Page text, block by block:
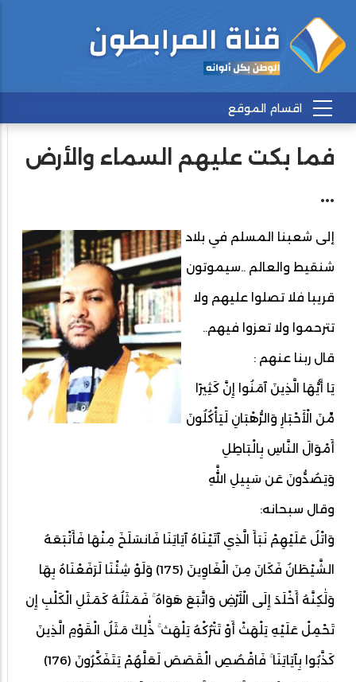
فما بكت عليهم السماء والأرض
...
إلى شعبنا المسلم في بلاد
شنقيط والعالم ..سيموتون
قريبا فلا تصلوا عليهم ولا
تترحموا ولا تعزوا فيهم..
قال ربنا عنهم :
يَا أَيُّهَا الَّذِينَ آمَنُوا إِنَّ كَثِيرًا
مِّنَ الْأَحْبَارِ وَالرُّهْبَانِ لَيَأْكُلُونَ
أَمْوَالَ النَّاسِ بِالْبَاطِلِ
وَيَصُدُّونَ عَن سَبِيلِ اللَّهِ
وقال سبحانه:
وَاتْلُ عَلَيْهِمْ نَبَأَ الَّذِي آتَيْنَاهُ آيَاتِنَا فَانسَلَخَ مِنْهَا فَأَتْبَعَهُ
الشَّيْطَانُ فَكَانَ مِنَ الْغَاوِينَ (175) وَلَوْ شِئْنَا لَرَفَعْنَاهُ بِهَا
وَلَٰكِنَّهُ أَخْلَدَ إِلَى الْأَرْضِ وَاتَّبَعَ هَوَاهُ ۚ فَمَثَلُهُ كَمَثَلِ الْكَلْبِ إِن
تَحْمِلْ عَلَيْهِ يَلْهَثْ أَوْ تَتْرُكْهُ يَلْهَث ۚ ذَّٰلِكَ مَثَلُ الْقَوْمِ الَّذِينَ
كَذَّبُوا بِآيَاتِنَا ۚ فَاقْصُصِ الْقَصَصَ لَعَلَّهُمْ يَتَفَكَّرُونَ (176)